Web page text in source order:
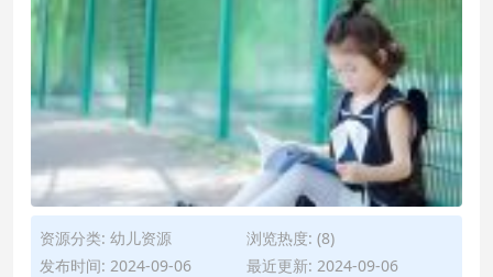
资源分类: 幼儿资源
浏览热度: (8)
发布时间: 2024-09-06
最近更新: 2024-09-06